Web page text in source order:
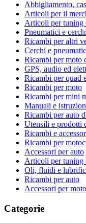
Abbigliamento,
Articoli per il
Articoli per tuning
Pneumatici e
Ricambi per altri
Cerchi e
Ricambi per moto
GPS, audio ed
Ricambi per quad
Ricambi per moto
Ricambi per mini
Manuali e
Ricambi per auto
Utensili e prodotti
Ricambi e
Ricambi per
Accessori per auto
Articoli per tuning
Oli, fluidi e
Ricambi per auto
Accessori per moto
Categorie